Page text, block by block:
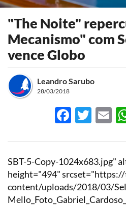
"The Noite"
Mecanismo" com
vence Globo
Leandro Sarubo
28/03/2018
SBT-5-Copy-1024x683.jpg"
height="494"
content/uploads/2018/03/